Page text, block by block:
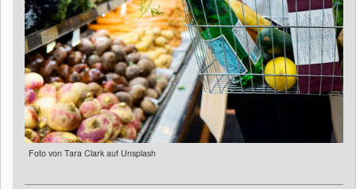
Foto von Tara Clark auf Unsplash